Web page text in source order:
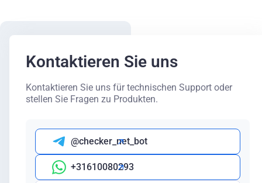
Kontaktieren Sie uns
Kontaktieren Sie uns für technischen Support oder
stellen Sie Fragen zu Produkten.
@checker_net_bot
+31610080293